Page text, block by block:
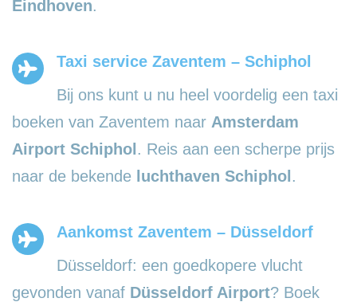
Eindhoven.
Taxi service Zaventem – Schiphol
Bij ons kunt u nu heel voordelig een taxi
boeken van Zaventem naar Amsterdam
Airport Schiphol . Reis aan een scherpe prijs
naar de bekende luchthaven Schiphol .
Aankomst Zaventem – Düsseldorf
Düsseldorf: een goedkopere vlucht
gevonden vanaf Düsseldorf Airport? Boek